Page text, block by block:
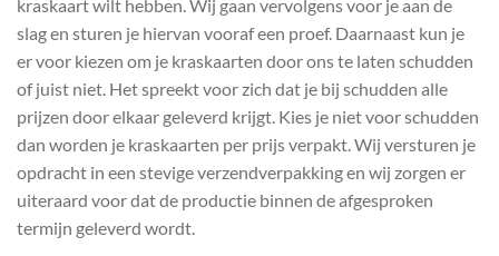
kraskaart wilt hebben. Wij gaan vervolgens voor je aan de
slag en sturen je hiervan vooraf een proef. Daarnaast kun je
er voor kiezen om je kraskaarten door ons te laten schudden
of juist niet. Het spreekt voor zich dat je bij schudden alle
prijzen door elkaar geleverd krijgt. Kies je niet voor schudden
dan worden je kraskaarten per prijs verpakt. Wij versturen je
opdracht in een stevige verzendverpakking en wij zorgen er
uiteraard voor dat de productie binnen de afgesproken
termijn geleverd wordt.